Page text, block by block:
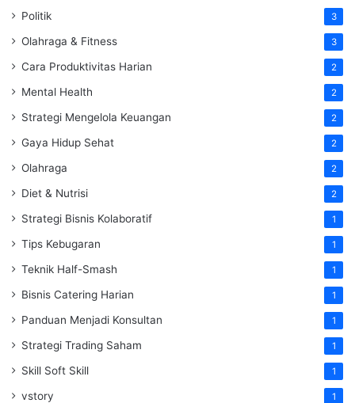
Politik 3
Olahraga & Fitness 3
Cara Produktivitas Harian 2
Mental Health 2
Strategi Mengelola Keuangan 2
Gaya Hidup Sehat 2
Olahraga 2
Diet & Nutrisi 2
Strategi Bisnis Kolaboratif 1
Tips Kebugaran 1
Teknik Half-Smash 1
Bisnis Catering Harian 1
Panduan Menjadi Konsultan 1
Strategi Trading Saham 1
Skill Soft Skill 1
vstory 1